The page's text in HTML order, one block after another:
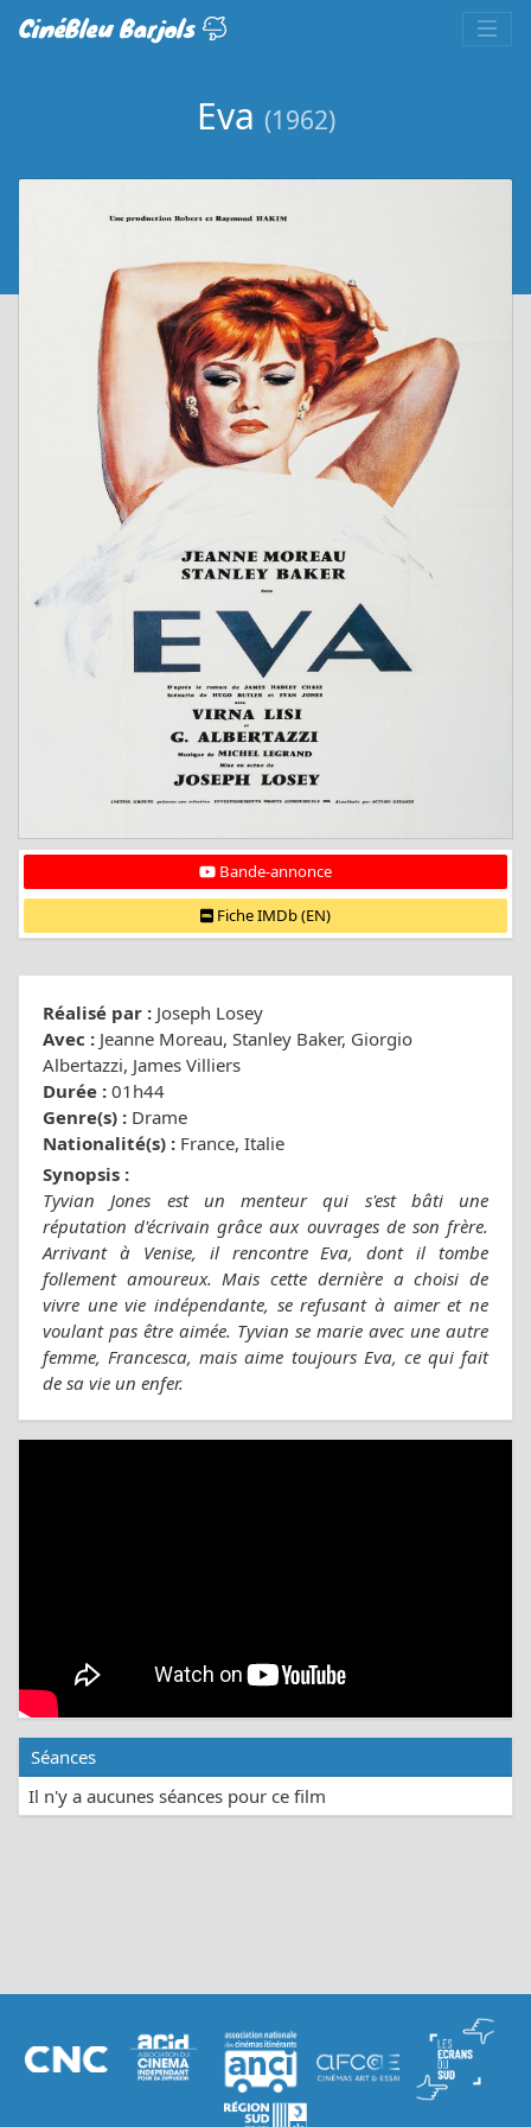
CinéBleu Barjols
Eva (1962)
Bande-annonce
Fiche IMDb (EN)
Réalisé par : Joseph Losey
Avec : Jeanne Moreau, Stanley Baker, Giorgio
Albertazzi, James Villiers
Durée : 01h44
Genre(s) : Drame
Nationalité(s) : France, Italie
Synopsis :
Tyvian Jones est un menteur qui s'est bâti une
réputation d'écrivain grâce aux ouvrages de son frère.
Arrivant à Venise, il rencontre Eva, dont il tombe
follement amoureux. Mais cette dernière a choisi de
vivre une vie indépendante, se refusant à aimer et ne
voulant pas être aimée. Tyvian se marie avec une autre
femme, Francesca, mais aime toujours Eva, ce qui fait
de sa vie un enfer.
Séances
Il n'y a aucunes séances pour ce film